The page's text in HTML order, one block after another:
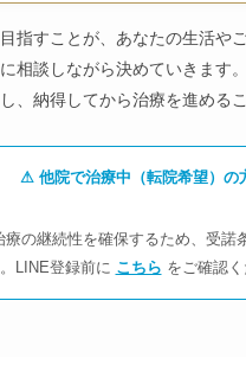
目指すことが、あなたの生活や
相談しながら決めていきます
、納得してから治療を進める
⚠ 他院で治療中（転院希望）の
療の継続性を確保するため、受諾
LINE登録前に こちら をご確認く